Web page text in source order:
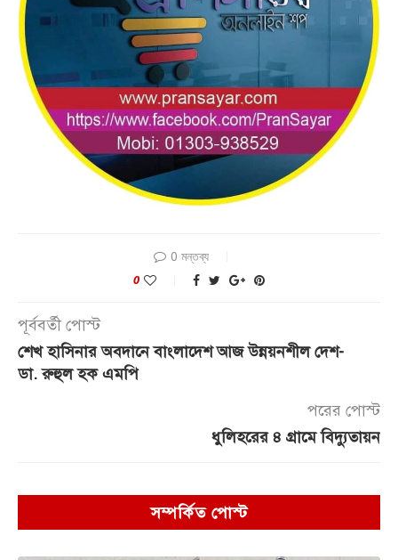
0 মন্তব্য
0
পূর্ববর্তী পোস্ট
শেখ হাসিনার অবদানে বাংলাদেশ আজ উন্নয়নশীল দেশ-
ডা. রুহুল হক এমপি
পরের পোস্ট
ধুলিহরের ৪ গ্রামে বিদ্যুতায়ন
সম্পর্কিত পোস্ট